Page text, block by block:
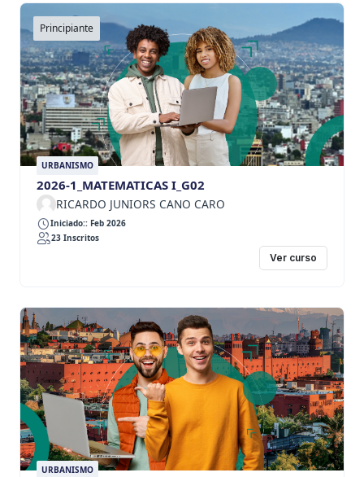
Principiante
URBANISMO
2026-1_MATEMATICAS I_G02
RICARDO JUNIORS CANO CARO
Iniciado:: Feb 2026
23 Inscritos
Ver curso
URBANISMO